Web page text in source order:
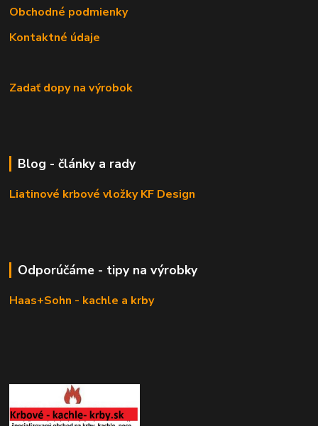
Obchodné podmienky
Kontaktné údaje
Zadať dopy na výrobok
Blog - články a rady
Liatinové krbové vložky KF Design
Odporúčáme - tipy na výrobky
Haas+Sohn - kachle a krby